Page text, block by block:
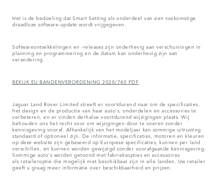
Het is de bedoeling dat Smart Setting als onderdeel van een toekomstige
draadloze software-update wordt vrijgegeven.
Softwareontwikkelingen en -releases zijn onderhevig aan verschuivingen in
planning en programmering en de datum kan onderhevig zijn aan
verandering.
BEKIJK EU BANDENVERORDENING 2020/740 PDF
Jaguar Land Rover Limited streeft er voortdurend naar om de specificaties,
het design en de productie van haar auto's, onderdelen en accessoires te
verbeteren, en er vinden derhalve voortdurend wijzigingen plaats. Wij
behouden ons het recht voor om wijzigingen door te voeren zonder
kennisgeving vooraf. Afhankelijk van het modeljaar kan sommige uitrusting
standaard of optioneel zijn. De informatie, specificaties, motoren en kleuren
op deze website zijn gebaseerd op Europese specificaties, kunnen per land
verschillen, en kunnen worden gewijzigd zonder voorafgaande kennisgeving.
Sommige auto's worden getoond met fabrieksopties en accessoires
als retaileroptie die mogelijk niet beschikbaar zijn in alle landen. Uw retailer
geeft u graag meer informatie over beschikbaarheid en prijzen.